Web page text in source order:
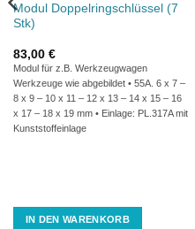
Modul Doppelringschlüssel (7
Stk)
83,00 €
Modul für z.B. Werkzeugwagen
Werkzeuge wie abgebildet • 55A. 6 x 7 –
8 x 9 – 10 x 11 – 12 x 13 – 14 x 15 – 16
x 17 – 18 x 19 mm • Einlage: PL.317A mit
Kunststoffeinlage
IN DEN WARENKORB